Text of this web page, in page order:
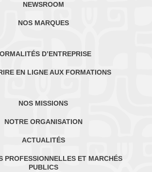
NEWSROOM
NOS MARQUES
D’ENTREPRISE
EN LIGNE AUX FORMATIONS
NOS MISSIONS
NOTRE ORGANISATION
ACTUALITÉS
PROFESSIONNELLES ET MARCHÉS
PUBLICS